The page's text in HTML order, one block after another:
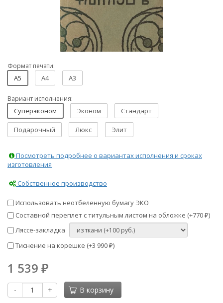
Формат печати:
A5 A4 A3
Вариант исполнения:
Суперэконом Эконом Стандарт
Подарочный Люкс Элит
Посмотреть подробнее о вариантах исполнения и сроках
изготовления
Собственное производство
Использовать неотбеленную бумагу ЭКО
Составной переплет с титульным листом на обложке (+770 ₽)
Ляссе-закладка
Тиснение на корешке (+3 990 ₽)
1 539 ₽
- + В корзину